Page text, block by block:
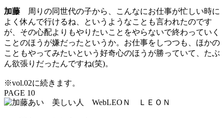
加藤 周りの同世代の子から、こんなにお仕事が忙しい時に
よく休んで行けるね、というようなことも言われたのです
が、その心配よりもやりたいことをやらないで終わっていく
ことのほうが嫌だったというか。お仕事をしつつも、ほかの
こともやってみたいという好奇心のほうが勝っていて、たぶ
ん欲張りだったんですね(笑)。
※vol.02に続きます。
PAGE 10